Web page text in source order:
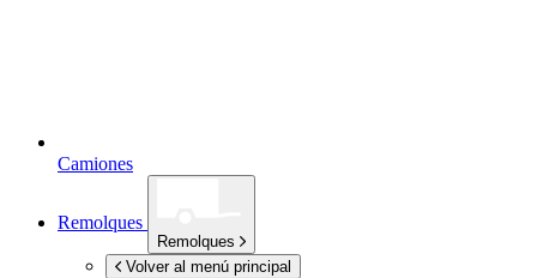
Camiones
Remolques
Remolques
Volver al menú principal